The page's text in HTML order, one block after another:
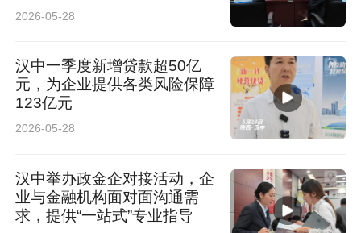
2026-05-28
汉中一季度新增贷款超50亿
元，为企业提供各类风险保障
123亿元
2026-05-28
汉中举办政金企对接活动，企
业与金融机构面对面沟通需
求，提供“一站式”专业指导